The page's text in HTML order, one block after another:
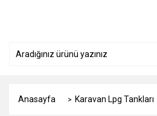
Anasayfa Karavan Lpg Tankları